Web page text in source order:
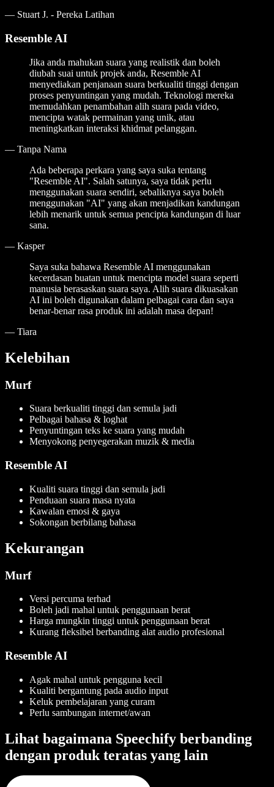
— Stuart J. - Pereka Latihan
Resemble AI
Jika anda mahukan suara yang realistik dan boleh
diubah suai untuk projek anda, Resemble AI
menyediakan penjanaan suara berkualiti tinggi dengan
proses penyuntingan yang mudah. Teknologi mereka
memudahkan penambahan alih suara pada video,
mencipta watak permainan yang unik, atau
meningkatkan interaksi khidmat pelanggan.
— Tanpa Nama
Ada beberapa perkara yang saya suka tentang
"Resemble AI". Salah satunya, saya tidak perlu
menggunakan suara sendiri, sebaliknya saya boleh
menggunakan "AI" yang akan menjadikan kandungan
lebih menarik untuk semua pencipta kandungan di luar
sana.
— Kasper
Saya suka bahawa Resemble AI menggunakan
kecerdasan buatan untuk mencipta model suara seperti
manusia berasaskan suara saya. Alih suara dikuasakan
AI ini boleh digunakan dalam pelbagai cara dan saya
benar-benar rasa produk ini adalah masa depan!
— Tiara
Kelebihan
Murf
Suara berkualiti tinggi dan semula jadi
Pelbagai bahasa & loghat
Penyuntingan teks ke suara yang mudah
Menyokong penyegerakan muzik & media
Resemble AI
Kualiti suara tinggi dan semula jadi
Penduaan suara masa nyata
Kawalan emosi & gaya
Sokongan berbilang bahasa
Kekurangan
Murf
Versi percuma terhad
Boleh jadi mahal untuk penggunaan berat
Harga mungkin tinggi untuk penggunaan berat
Kurang fleksibel berbanding alat audio profesional
Resemble AI
Agak mahal untuk pengguna kecil
Kualiti bergantung pada audio input
Keluk pembelajaran yang curam
Perlu sambungan internet/awan
Lihat bagaimana Speechify berbanding
dengan produk teratas yang lain